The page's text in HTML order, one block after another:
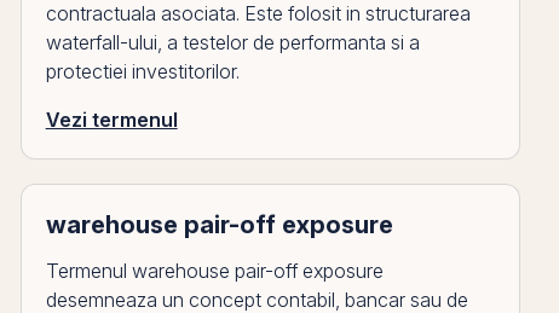
contractuala asociata. Este folosit in structurarea
waterfall-ului, a testelor de performanta si a
protectiei investitorilor.
Vezi termenul
warehouse pair-off exposure
Termenul warehouse pair-off exposure
desemneaza un concept contabil, bancar sau de